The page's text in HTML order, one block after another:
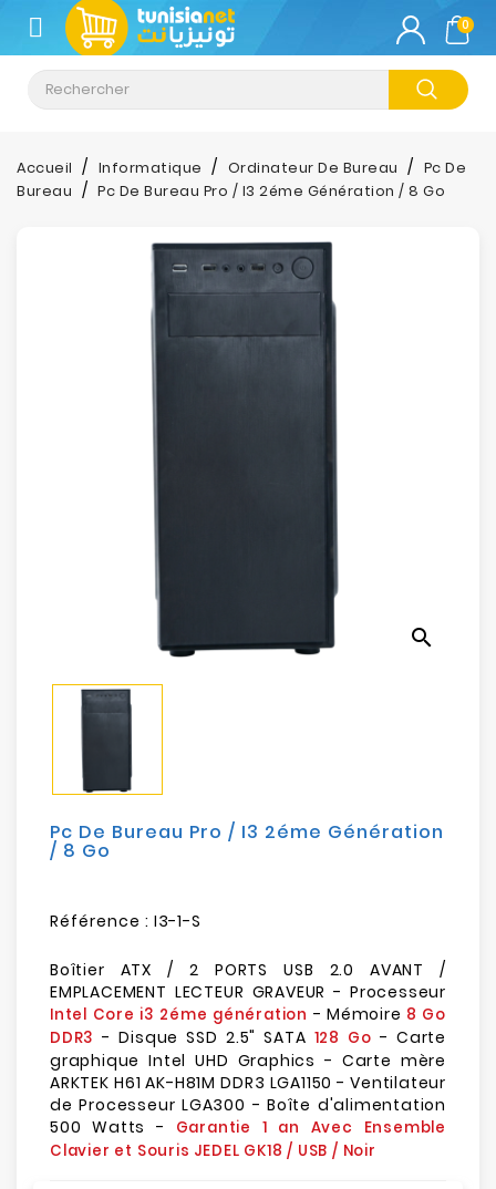
CATÉGORIE
Climatisation
Informatique
Loisirs
0
Accueil Informatique Ordinateur De Bureau
Pc De
Bureau
Pc De Bureau Pro / I3 2éme Génération / 8 Go
search
Pc De Bureau Pro / I3 2éme Génération
/ 8 Go
Référence : I3-1-S
Boîtier ATX / 2 PORTS USB 2.0 AVANT /
EMPLACEMENT LECTEUR GRAVEUR - Processeur
Intel Core i3 2éme génération - Mémoire 8 Go
DDR3 - Disque SSD 2.5" SATA 128 Go - Carte
graphique Intel UHD Graphics - Carte mère
ARKTEK H61 AK-H81M DDR3 LGA1150 - Ventilateur
de Processeur LGA300 - Boîte d'alimentation
500 Watts -
Garantie 1 an Avec Ensemble
Clavier et Souris JEDEL GK18 / USB / Noir